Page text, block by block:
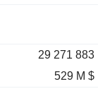
29 271 883
529 M $